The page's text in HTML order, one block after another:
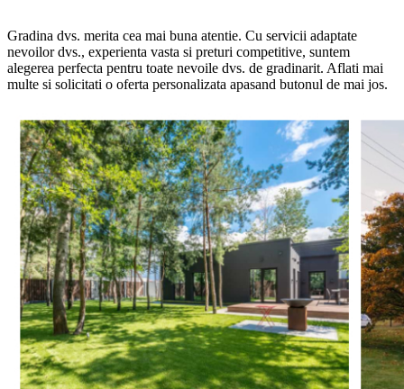
Gradina dvs. merita cea mai buna atentie. Cu servicii adaptate
nevoilor dvs., experienta vasta si preturi competitive, suntem
alegerea perfecta pentru toate nevoile dvs. de gradinarit. Aflati mai
multe si solicitati o oferta personalizata apasand butonul de mai jos.